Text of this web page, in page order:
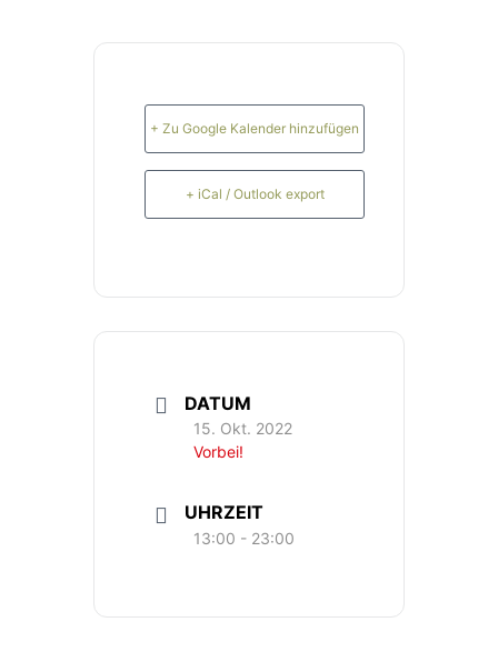
+ Zu Google Kalender hinzufügen
+ iCal / Outlook export
DATUM
15. Okt. 2022
Vorbei!
UHRZEIT
13:00 - 23:00